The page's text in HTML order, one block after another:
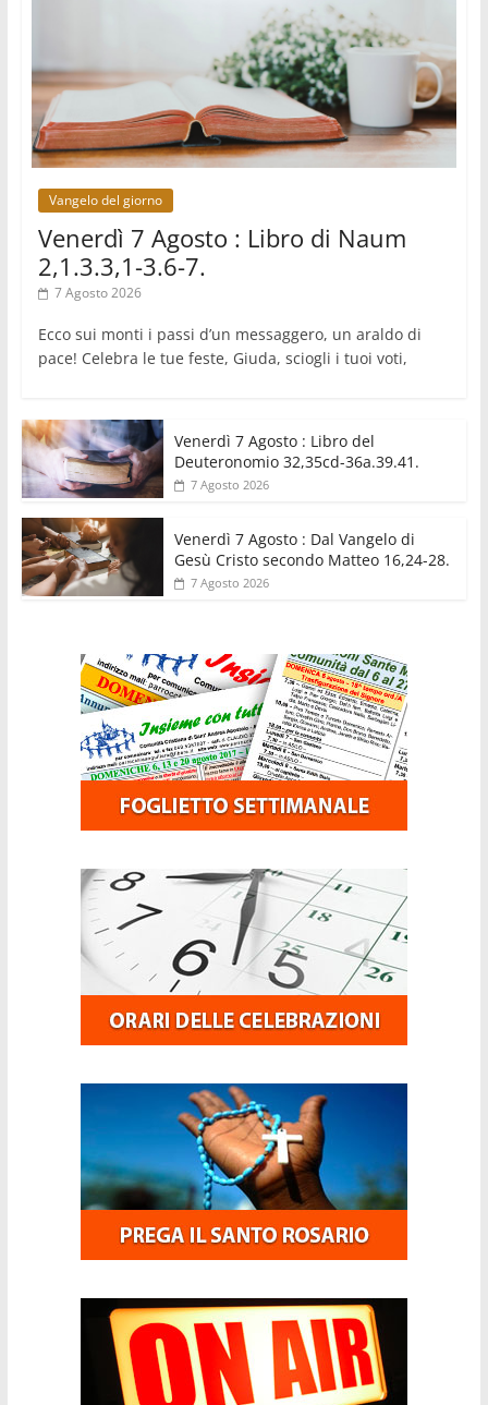
Italia, Antigone: carceri al limite della
sopravvivenza per caldo e sovraffollamento
07.08.2026
Parolin conclude il viaggio in Messico: "La pace
inizia con l'empatia per il dolore altrui"
07.08.2026
Uruguay, il presidente dei vescovi: la visita del
Papa dono per tutto il Paese
Vangelo del giorno
Venerdì 7 Agosto : Libro di Naum
2,1.3.3,1-3.6-7.
7 Agosto 2026
Ecco sui monti i passi d’un messaggero, un araldo di
pace! Celebra le tue feste, Giuda, sciogli i tuoi voti,
Venerdì 7 Agosto : Libro del
Deuteronomio 32,35cd-36a.39.41.
7 Agosto 2026
Venerdì 7 Agosto : Dal Vangelo di
Gesù Cristo secondo Matteo 16,24-28.
7 Agosto 2026